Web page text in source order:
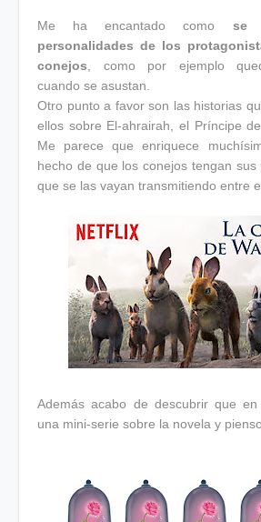
Me ha encantado como se
personalidades de los
conejos , como por ejemplo
cuando se asustan.
Otro punto a favor son las historias
ellos sobre El-ahrairah, el Príncipe
Me parece que enriquece
hecho de que los conejos tengan
que se las vayan transmitiendo entre
Además acabo de descubrir que
una mini-serie sobre la novela y